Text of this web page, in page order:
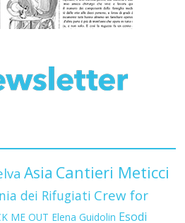
Asia Cantieri Meticci
dei Rifugiati Crew for
ME OUT Elena Guidolin Esodi